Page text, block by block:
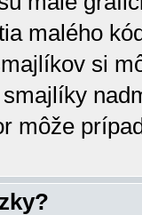
malého
si
môže